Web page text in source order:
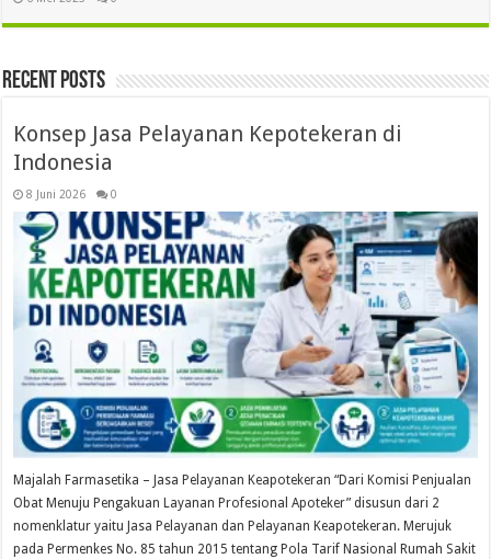
Recent Posts
Konsep Jasa Pelayanan Kepotekeran di
Indonesia
8 Juni 2026 0
Majalah Farmasetika – Jasa Pelayanan Keapotekeran “Dari Komisi Penjualan
Obat Menuju Pengakuan Layanan Profesional Apoteker” disusun dari 2
nomenklatur yaitu Jasa Pelayanan dan Pelayanan Keapotekeran. Merujuk
pada Permenkes No. 85 tahun 2015 tentang Pola Tarif Nasional Rumah Sakit